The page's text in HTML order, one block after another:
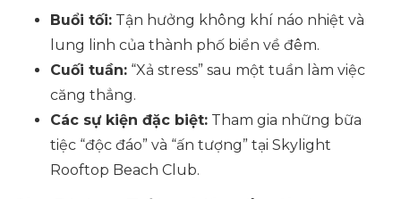
Buổi tối: Tận hưởng không khí náo nhiệt và
lung linh của thành phố biển về đêm.
Cuối tuần: “Xả stress” sau một tuần làm việc
căng thẳng.
Các sự kiện đặc biệt: Tham gia những bữa
tiệc “độc đáo” và “ấn tượng” tại Skylight
Rooftop Beach Club.